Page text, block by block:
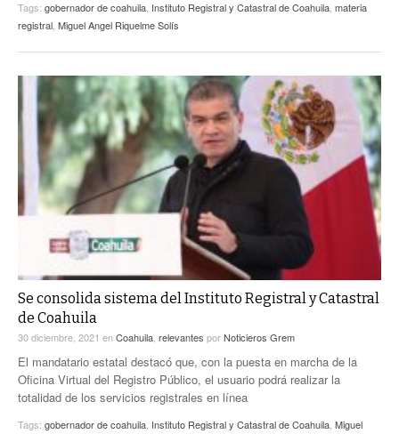
Tags: gobernador de coahuila Instituto Registral y Catastral de Coahuila materia
registral Miguel Angel Riquelme Solís
Se consolida sistema del Instituto Registral y Catastral
de Coahuila
30 diciembre, 2021 enCoahuila, relevantes porNoticieros Grem
El mandatario estatal destacó que, con la puesta en marcha de la
Oficina Virtual del Registro Público, el usuario podrá realizar la
totalidad de los servicios registrales en línea
Tags: gobernador de coahuila, Instituto Registral y Catastral de Coahuila, Miguel